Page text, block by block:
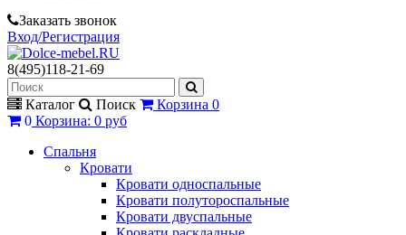
Заказать звонок
Вход/Регистрация
8(495)118-21-69
Каталог Поиск Корзина 0
0 Корзина: 0 руб
Спальня
Кровати
Кровати односпальные
Кровати полутороспальные
Кровати двуспальные